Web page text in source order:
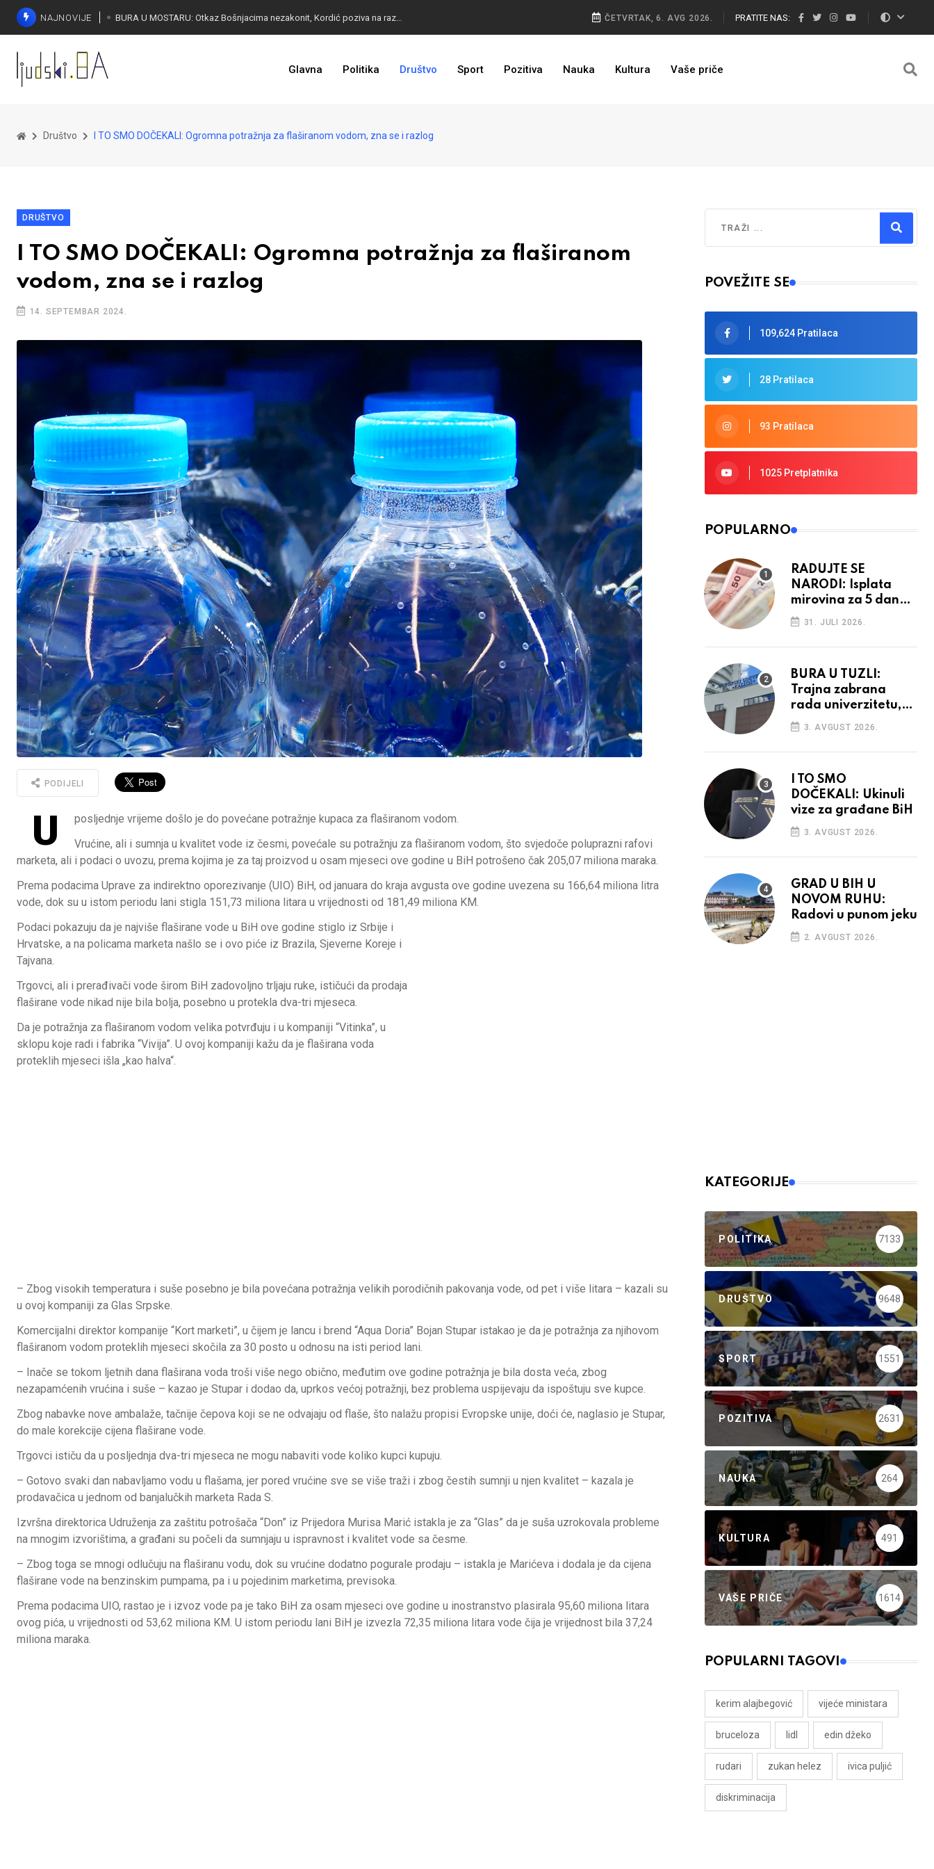
NAJNOVIJE
BIVŠI KAPITEN ZMAJEVA U VELIKOM BIZNISU: Na mjestu propale tvornice niče stambeni kompleks
ČETVRTAK, 6. AVG 2026. PRATITE NAS:
Glavna Politika Društvo Sport Pozitiva Nauka Kultura Vaše priče
Društvo I TO SMO DOČEKALI: Ogromna potražnja za flaširanom vodom, zna se i razlog
DRUŠTVO
I TO SMO DOČEKALI: Ogromna potražnja za flaširanom
vodom, zna se i razlog
14. SEPTEMBAR 2024.
PODIJELI
U
posljednje vrijeme došlo je do povećane potražnje kupaca za flaširanom vodom.
Vrućine, ali i sumnja u kvalitet vode iz česmi, povećale su potražnju za flaširanom vodom, što svjedoče poluprazni rafovi
marketa, ali i podaci o uvozu, prema kojima je za taj proizvod u osam mjeseci ove godine u BiH potrošeno čak 205,07 miliona maraka.
Prema podacima Uprave za indirektno oporezivanje (UIO) BiH, od januara do kraja avgusta ove godine uvezena su 166,64 miliona litra
vode, dok su u istom periodu lani stigla 151,73 miliona litara u vrijednosti od 181,49 miliona KM.
Podaci pokazuju da je najviše flaširane vode u BiH ove godine stiglo iz Srbije i
Hrvatske, a na policama marketa našlo se i ovo piće iz Brazila, Sjeverne Koreje i
Tajvana.
Trgovci, ali i prerađivači vode širom BiH zadovoljno trljaju ruke, ističući da prodaja
flaširane vode nikad nije bila bolja, posebno u protekla dva-tri mjeseca.
Da je potražnja za flaširanom vodom velika potvrđuju i u kompaniji “Vitinka”, u
sklopu koje radi i fabrika “Vivija”. U ovoj kompaniji kažu da je flaširana voda
proteklih mjeseci išla „kao halva“.
– Zbog visokih temperatura i suše posebno je bila povećana potražnja velikih porodičnih pakovanja vode, od pet i više litara – kazali su
u ovoj kompaniji za Glas Srpske.
Komercijalni direktor kompanije “Kort marketi”, u čijem je lancu i brend “Aqua Doria” Bojan Stupar istakao je da je potražnja za njihovom
flaširanom vodom proteklih mjeseci skočila za 30 posto u odnosu na isti period lani.
– Inače se tokom ljetnih dana flaširana voda troši više nego obično, međutim ove godine potražnja je bila dosta veća, zbog
nezapamćenih vrućina i suše – kazao je Stupar i dodao da, uprkos većoj potražnji, bez problema uspijevaju da ispoštuju sve kupce.
Zbog nabavke nove ambalaže, tačnije čepova koji se ne odvajaju od flaše, što nalažu propisi Evropske unije, doći će, naglasio je Stupar,
do male korekcije cijena flaširane vode.
Trgovci ističu da u posljednja dva-tri mjeseca ne mogu nabaviti vode koliko kupci kupuju.
– Gotovo svaki dan nabavljamo vodu u flašama, jer pored vrućine sve se više traži i zbog čestih sumnji u njen kvalitet – kazala je
prodavačica u jednom od banjalučkih marketa Rada S.
Izvršna direktorica Udruženja za zaštitu potrošača “Don” iz Prijedora Murisa Marić istakla je za “Glas” da je suša uzrokovala probleme
na mnogim izvorištima, a građani su počeli da sumnjaju u ispravnost i kvalitet vode sa česme.
– Zbog toga se mnogi odlučuju na flaširanu vodu, dok su vrućine dodatno pogurale prodaju – istakla je Marićeva i dodala je da cijena
flaširane vode na benzinskim pumpama, pa i u pojedinim marketima, previsoka.
Prema podacima UIO, rastao je i izvoz vode pa je tako BiH za osam mjeseci ove godine u inostranstvo plasirala 95,60 miliona litara
ovog pića, u vrijednosti od 53,62 miliona KM. U istom periodu lani BiH je izvezla 72,35 miliona litara vode čija je vrijednost bila 37,24
miliona maraka.
Type 2 or more characters for results.
POVEŽITE SE
109,624 Pratilaca
28 Pratilaca
93 Pratilaca
1025 Pretplatnika
POPULARNO
RADUJTE SE
NARODI: Isplata
mirovina za 5 dana,
retroaktivna
povećanja
31. JULI 2026.
BURA U TUZLI:
Trajna zabrana
rada univerzitetu,
provedba sudskih
odluka
3. AVGUST 2026.
I TO SMO
DOČEKALI: Ukinuli
vize za građane BiH
3. AVGUST 2026.
GRAD U BIH U
NOVOM RUHU:
Radovi u punom jeku
2. AVGUST 2026.
KATEGORIJE
POLITIKA 7133
DRUŠTVO 9648
SPORT 1551
POZITIVA 2631
NAUKA 264
KULTURA 491
VAŠE PRIČE 1614
POPULARNI TAGOVI
kerim alajbegović vijeće ministara
bruceloza lidl edin džeko
rudari zukan helez ivica puljić
diskriminacija